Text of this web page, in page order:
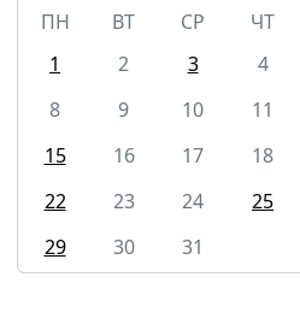
ПН
ВТ СР ЧТ
1
2 3 4
8
9 10 11
15
16 17 18
22
23 24 25
29
30 31